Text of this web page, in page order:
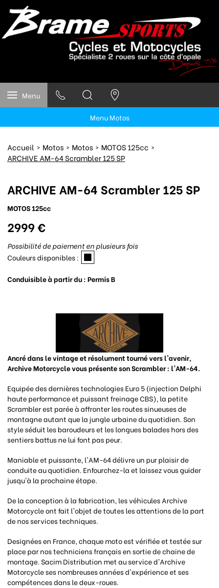
Menu
Menu Motos
Accueil Motos Motos
MOTOS 125cc
ARCHIVE AM-64 Scrambler 125 SP
ARCHIVE AM-64 Scrambler 125 SP
MOTOS 125cc
2999 €
Possibilité de paiement en plusieurs fois
Couleurs disponibles :
Conduisible à partir du : Permis B
Ancré dans le vintage et résolument tourné vers l'avenir,
Archive Motorcycle vous présente son Scrambler : l'AM-64.
Equipée des dernières technologies Euro 5 (injection Delphi
haute performance et puissant freinage CBS), la petite
Scrambler est parée à affronter les routes sinueuses de
montagne autant que la jungle urbaine du quotidien. Son
style séduit les baroudeurs et les longues balades hors des
sentiers battus ne lui font pas peur.
Maniable et puissante, l'AM-64 délivre un pur plaisir de
conduite au quotidien. Enfourchez-la et laissez vous guider
jusqu'à la prochaine étape.
De la conception à la fabrication, les véhicules Archive
Motorcycle ont fait l'objet de toutes les attentions de la part
de nos services techniques.
Designées en France, chaque moto est vérifiée et testée sur
place par nos techniciens français en sortie de chaine de
montage. Sacim Distribution met au service d'Archive
Motorcycle ses nombreuses années d'expérience et ses
compétences dans le deux-roues.